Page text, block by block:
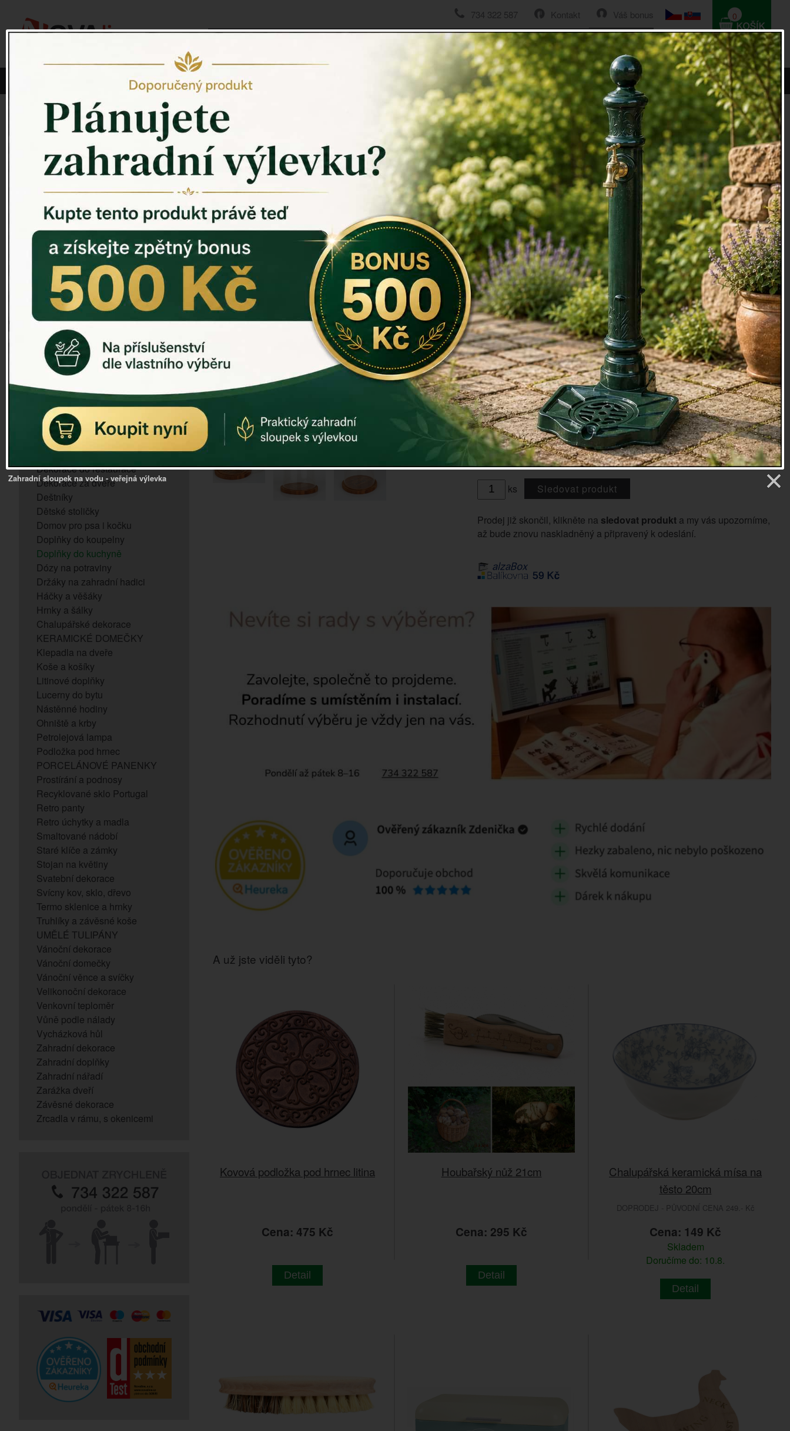
Váš bonus
Kontakt
734 322 587
HLEDAT
0
0 Kč
Vyberte si kategorii: NOVINKY
PÍTKO PRO PTÁKY
ZAHRADNÍ SOCHY
ZAHRADNÍ UMYVADLA
PTAČÍ BUDKY
Litinové škrabáky na boty
DEKORACE NA HROB
RETRO KONZOLE
Domovní čísla - litina
DEKORACE NA ZEĎ
ZVONKOHRA
ZVONY A ZVONKY
PTAČÍ KRMÍTKA
SLUNEČNÍ HODINY
Dózy na brambory a zeleninu
VÝPRODEJ - poslední kusy
Andělé, něžné sošky
Aroma lampy
Buddha soška
BUDKY PRO SÝKORKY
Budky pro vrabce
Bytový textil
Dárky pro muže
Dekorace do bytu
Dekorace do restaurace
Dekorace za dveře
Deštníky
Dětské stoličky
Domov pro psa i kočku
Doplňky do koupelny
Doplňky do kuchyně
Dózy na potraviny
Držáky na zahradní hadici
Háčky a věšáky
Hrnky a šálky
Chalupářské dekorace
KERAMICKÉ DOMEČKY
Klepadla na dveře
Koše a košíky
Litinové doplňky
Lucerny do bytu
Nástěnné hodiny
Ohniště a krby
Petrolejová lampa
Podložka pod hrnec
PORCELÁNOVÉ PANENKY
Prostírání a podnosy
Recyklované sklo Portugal
Retro panty
Retro úchytky a madla
Smaltované nádobí
Staré klíče a zámky
Stojan na květiny
Svatební dekorace
Svícny kov, sklo, dřevo
Termo sklenice a hrnky
Truhlíky a závěsné koše
UMĚLÉ TULIPÁNY
Vánoční dekorace
Vánoční domečky
Vánoční věnce a svíčky
Velikonoční dekorace
Venkovní teploměr
Vůně podle nálady
Vycházková hůl
Zahradní dekorace
Zahradní doplňky
Zahradní nářadí
Zarážka dveří
Závěsné dekorace
Zrcadla v rámu, s okenicemi
Venkovský domov Bambusové prkénko na sýr se skleněným poklopem 17cm
Bambusové prkénko na sýr se skleněným
poklopem 17cm
Bambusovéprkénko na sýr se skleněným poklopem 17cm je
ideálním pomocníkem pro servírování sýrů k večernímu posezení se
sklenkou vína. Relaxujte a dopřejte si dobré jídl a pití!
Praktický skleněný poklop na potraviny navíc chrání jídlo přes
osycháním a otravným hmyzem. Klenuté plexi zajišťuje dostatečný
prostor pro lahodné sýry. Vnitřní prostor má průměr 15cm.
Rozměry: prkénko 17×1,3×17/ poklop 15×12×15cm
Materiál: bambus, plexi
Záruka: 2 roky
Kód:dek8109
Další parametry
Cena: 351 Kč
Vyprodáno
ks Sledovat produkt
Prodej již skončil, klikněte na sledovat produkt a my vás upozorníme,
až bude znovu naskladněný a připravený k odeslání.
A už jste viděli tyto?
Kovová podložka pod hrnec litina
Cena: 475 Kč
Detail
Houbařský nůž 21cm
Cena: 295 Kč
Detail
Chalupářská keramická mísa na
těsto 20cm
DOPRODEJ - PŮVODNÍ CENA 249.- Kč
Cena: 149 Kč
Skladem
Doručíme do: 10.8.
Detail
Zahradní sloupek na vodu - veřejná výlevka